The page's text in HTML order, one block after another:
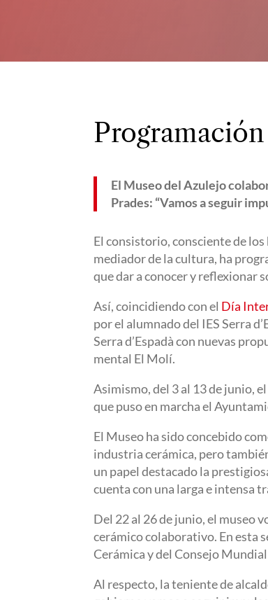
El Museo del Azulejo
Prades: “Vamos a seguir
El consistorio, consciente de
mediador de la cultura, ha
que dar a conocer y reflexionar
Así, coincidiendo con el Día
por el alumnado del IES Serra
Serra d’Espadà con nuevas
mental El Molí.
Asimismo, del 3 al 13 de junio,
que puso en marcha el
El Museo ha sido concebido
industria cerámica, pero
un papel destacado la
cuenta con una larga e intensa
Del 22 al 26 de junio, el museo
cerámico colaborativo. En esta
Cerámica y del Consejo
Al respecto, la teniente de